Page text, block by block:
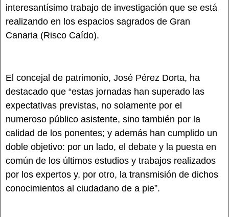
interesantísimo trabajo de investigación que se está
realizando en los espacios sagrados de Gran
Canaria (Risco Caído).
El concejal de patrimonio, José Pérez Dorta, ha
destacado que “estas jornadas han superado las
expectativas previstas, no solamente por el
numeroso público asistente, sino también por la
calidad de los ponentes; y además han cumplido un
doble objetivo: por un lado, el debate y la puesta en
común de los últimos estudios y trabajos realizados
por los expertos y, por otro, la transmisión de dichos
conocimientos al ciudadano de a pie”.